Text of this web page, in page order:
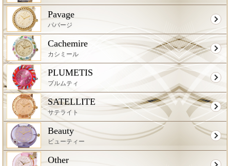
Pavage
パバージ
Cachemire
カシミール
PLUMETIS
プルムティ
SATELLITE
サテライト
Beauty
ビューティー
Other